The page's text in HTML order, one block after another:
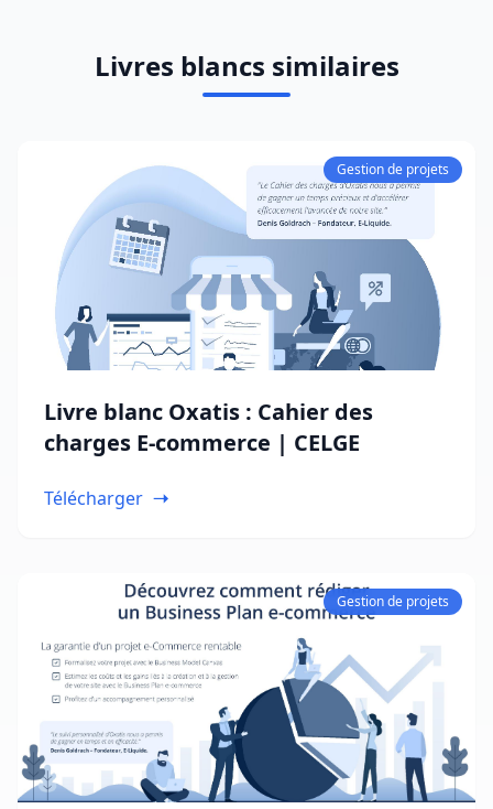
Livres blancs similaires
Gestion de projets
Livre blanc Oxatis : Cahier des
charges E-commerce | CELGE
Télécharger
Gestion de projets